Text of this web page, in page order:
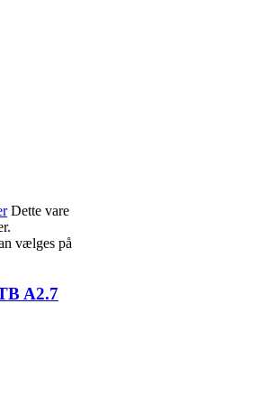
Dette vare
vælges på
A2.7